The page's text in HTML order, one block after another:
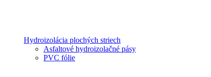
Hydroizolácia plochých striech
Asfaltové hydroizolačné pásy
PVC fólie